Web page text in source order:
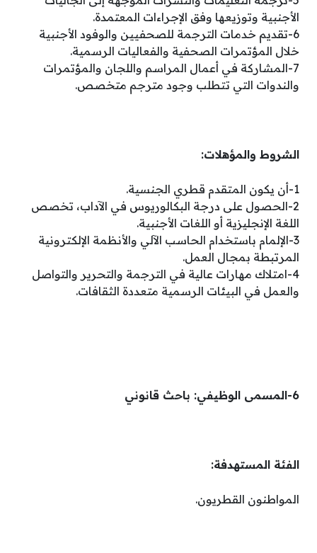
الأجنبية وتوزيعها وفق الإجراءات المعتمدة.
6-تقديم خدمات الترجمة للصحفيين والوفود الأجنبية
خلال المؤتمرات الصحفية والفعاليات الرسمية.
7-المشاركة في أعمال المراسم واللجان والمؤتمرات
والندوات التي تتطلب وجود مترجم متخصص.
الشروط والمؤهلات:
1-أن يكون المتقدم قطري الجنسية.
2-الحصول على درجة البكالوريوس في الآداب، تخصص
اللغة الإنجليزية أو اللغات الأجنبية.
3-الإلمام باستخدام الحاسب الآلي والأنظمة الإلكترونية
المرتبطة بمجال العمل.
4-امتلاك مهارات عالية في الترجمة والتحرير والتواصل
والعمل في البيئات الرسمية متعددة الثقافات.
6-المسمى الوظيفي: باحث قانوني
الفئة المستهدفة:
المواطنون القطريون.